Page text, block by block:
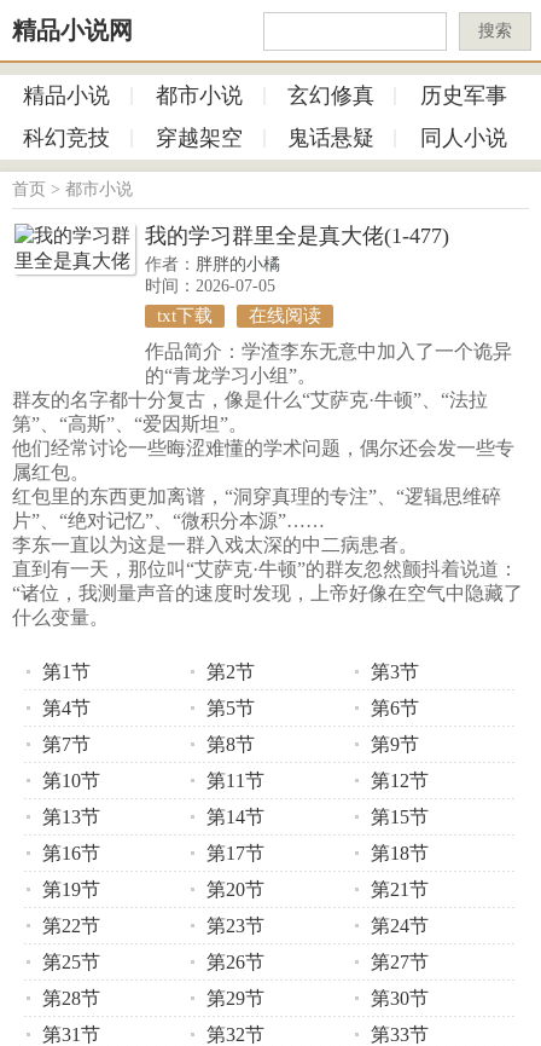
精品小说网 搜索
精品小说 都市小说 玄幻修真
历史军事
科幻竞技
穿越架空 鬼话悬疑 同人小说
首页 > 都市小说
我的学习群里全是真大佬(1-477)
作者： 胖胖的小橘
时间：2026-07-05
txt下载 在线阅读
作品简介：学渣李东无意中加入了一个诡异
的“青龙学习小组”。
群友的名字都十分复古，像是什么“艾萨克·牛顿”、“法拉
第”、“高斯”、“爱因斯坦”。
他们经常讨论一些晦涩难懂的学术问题，偶尔还会发一些专
属红包。
红包里的东西更加离谱，“洞穿真理的专注”、“逻辑思维碎
片”、“绝对记忆”、“微积分本源”……
李东一直以为这是一群入戏太深的中二病患者。
直到有一天，那位叫“艾萨克·牛顿”的群友忽然颤抖着说道：
“诸位，我测量声音的速度时发现，上帝好像在空气中隐藏了
什么变量。
第1节 第2节
第3节
第4节
第5节
第6节
第7节
第8节
第9节
第10节
第11节
第12节
第13节
第14节
第15节
第16节
第17节
第18节
第19节
第20节
第21节
第22节
第23节
第24节
第25节
第26节
第27节
第28节
第29节
第30节
第31节
第32节
第33节